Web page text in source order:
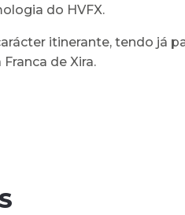
do HVFX.
itinerante, tendo já
de Xira.